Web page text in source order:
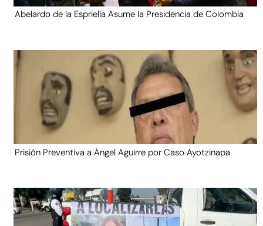
Abelardo de la Espriella Asume la Presidencia de Colombia
Prisión Preventiva a Ángel Aguirre por Caso Ayotzinapa